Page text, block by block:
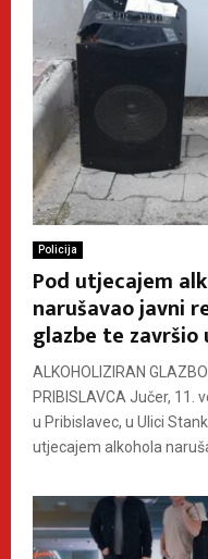
Policija
Pod utjecajem
narušavao javni
glazbe te završio
ALKOHOLIZIRAN
PRIBISLAVCA Jučer, 11.
u Pribislavec, u Ulici
utjecajem alkohola